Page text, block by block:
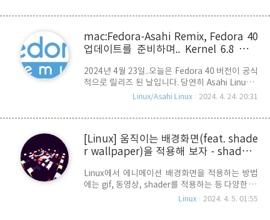
Announce 된 것은 없습니다. 다만, fedora
습니다. * fedora 39 -> fedora 40 업그레이드 본
인이 사용하고 있는 mac은 M1 mac
이드를 진행 했습니다. sudo dnf upgrade --
refreshsudo dnf install dnf-plugin-system-
upgradesudo dnf system-upgrade download
mac:Fedora-Asahi Remix, Fedora 40
업데이트를 준비하며.. Kernel 6.8 업데
2024년 4월 23일..오늘은 Fedora 40 버전이 공식
적으로 릴리즈 된 날입니다. 당연히 Asahi Linux를
사용하는 사용자들 입장에서도 Asahi Linux에서
일 수 밖에 없습니다. 공식 릴리즈 후에 20시간이
이트가 올라왔습니다. 스샷에 보면, 기존 Fedora
39의 6.6 Kernel을 대신할 Fedora 40에 적용된
있습니다. 현재까지 알려진 정보로는 Fedora-
Asahi Remix에서 Fedora 40 업데이트를 할 수는
있지만, Asahi-Linux와 관련된 여러 패치가 검증되
Linux/Asahi Linux 2024. 4. 24. 20:31
[Linux] 움직이는 배경화면(feat. shade
r wallpaper)을 적용해 보자 - shaderb
Linux에서 에니메이션 배경화면을 적용하는 방법
에는 gif, 동영상, shader를 적용하는 등 다양한 방
법이 있습니다. 이번 포스트에서는 wayland 환경
Linux 2024. 4. 5. 01:55